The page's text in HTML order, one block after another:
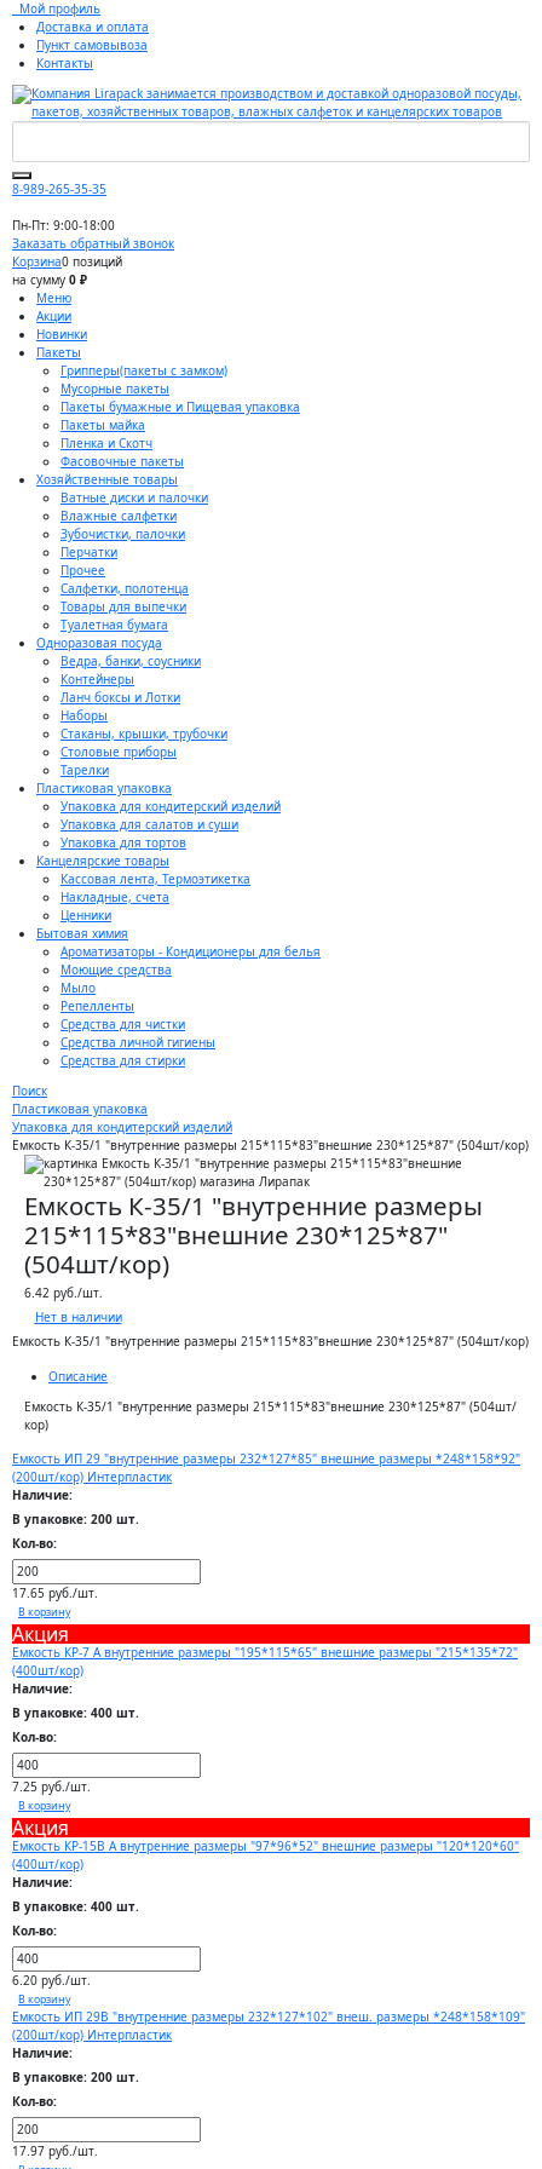
Мой профиль
Доставка и оплата
Пункт самовывоза
Контакты
8-989-265-35-35
Пн-Пт: 9:00-18:00
Заказать обратный звонок
Корзина0 позиций
на сумму 0 ₽
Меню
Акции
Новинки
Пакеты
Грипперы(пакеты с замком)
Мусорные пакеты
Пакеты бумажные и Пищевая упаковка
Пакеты майка
Пленка и Скотч
Фасовочные пакеты
Хозяйственные товары
Ватные диски и палочки
Влажные салфетки
Зубочистки, палочки
Перчатки
Прочее
Салфетки, полотенца
Товары для выпечки
Туалетная бумага
Одноразовая посуда
Ведра, банки, соусники
Контейнеры
Ланч боксы и Лотки
Наборы
Стаканы, крышки, трубочки
Столовые приборы
Тарелки
Пластиковая упаковка
Упаковка для кондитерский изделий
Упаковка для салатов и суши
Упаковка для тортов
Канцелярские товары
Кассовая лента, Термоэтикетка
Накладные, счета
Ценники
Бытовая химия
Ароматизаторы - Кондиционеры для белья
Моющие средства
Мыло
Репелленты
Средства для чистки
Средства личной гигиены
Средства для стирки
Поиск
Пластиковая упаковка
Упаковка для кондитерский изделий
Емкость К-35/1 "внутренние размеры 215*115*83"внешние 230*125*87" (504шт/кор)
Емкость К-35/1 "внутренние размеры
215*115*83"внешние 230*125*87"
(504шт/кор)
6.42 руб./шт.
Нет в наличии
Емкость К-35/1 "внутренние размеры 215*115*83"внешние 230*125*87" (504шт/кор)
Описание
Емкость К-35/1 "внутренние размеры 215*115*83"внешние 230*125*87" (504шт/
кор)
Емкость ИП 29 "внутренние размеры 232*127*85" внешние размеры *248*158*92"
(200шт/кор) Интерпластик
Наличие:
В упаковке: 200 шт.
Кол-во:
17.65 руб./шт.
В корзину
Акция
Емкость КР-7 А внутренние размеры "195*115*65" внешние размеры "215*135*72"
(400шт/кор)
Наличие:
В упаковке: 400 шт.
Кол-во:
7.25 руб./шт.
В корзину
Акция
Емкость КР-15В А внутренние размеры "97*96*52" внешние размеры "120*120*60"
(400шт/кор)
Наличие:
В упаковке: 400 шт.
Кол-во:
6.20 руб./шт.
В корзину
Емкость ИП 29В "внутренние размеры 232*127*102" внеш. размеры *248*158*109"
(200шт/кор) Интерпластик
Наличие:
В упаковке: 200 шт.
Кол-во:
17.97 руб./шт.